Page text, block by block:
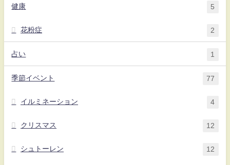
健康 5
花粉症 2
占い 1
季節イベント 77
イルミネーション 4
クリスマス 12
シュトーレン 12